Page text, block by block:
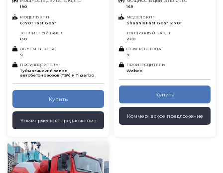
190
МОДЕЛЬ КПП
6J70T Fast Gear
ТОПЛИВНЫЙ БАК, Л
130
ОБЪЕМ БЕТОНА
9
ПРОИЗВОДИТЕЛЬ
Туймазинский завод
автобетоновозов (ТЗА) и Tigarbo
Купить
Коммерческое предложение
169
МОДЕЛЬ КПП
Shaanix Fast Gear 6J70T
ТОПЛИВНЫЙ БАК, Л
200
ОБЪЕМ БЕТОНА
9
ПРОИЗВОДИТЕЛЬ
Wabco
Купить
Коммерческое предложение